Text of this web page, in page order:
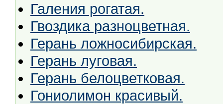
Галения рогатая.
Гвоздика разноцветная.
Герань ложносибирская.
Герань луговая.
Герань белоцветковая.
Гониолимон красивый.